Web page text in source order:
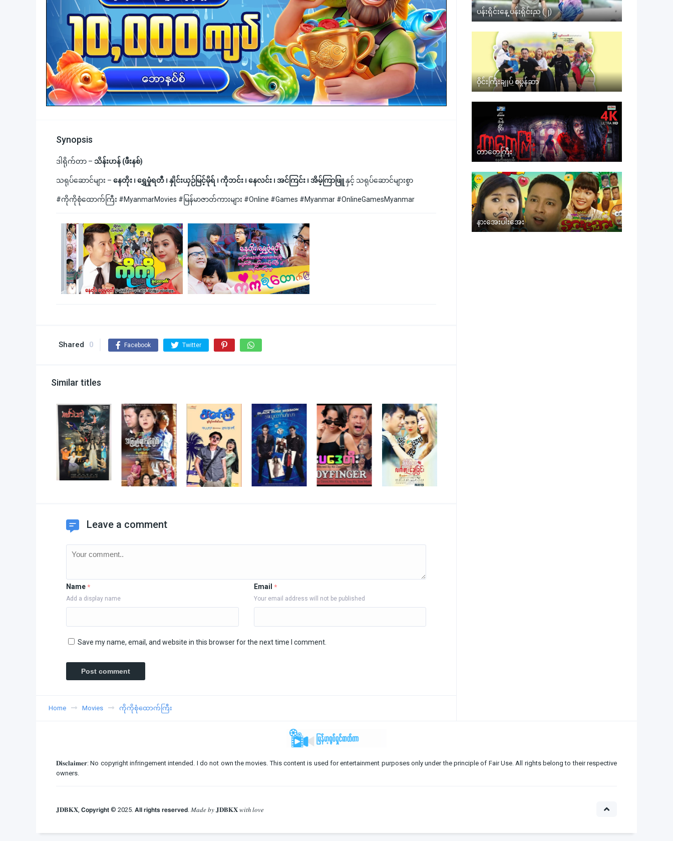
Synopsis
ဒါရိုက်တာ – သိန်းဟန် (ဖီးနစ်)
သရုပ်ဆောင်များ – နေတိုး ၊ ရွှေမှုံရတီ ၊ နှိုင်းယှဉ်မြင့်မိုရ် ၊ ကိုဘင်း ၊ နေလင်း ၊ အင်ကြင်း ၊ အိမ့်ကြာဖြူနှင့် သရုပ်ဆောင်များစွာ
#ကိုကိုစုံထောက်ကြီး #MyanmarMovies #မြန်မာဇာတ်ကားများ #Online #Games #Myanmar #OnlineGamesMyanmar
Shared 0 Facebook Twitter
Similar titles
Leave a comment
Name *
Add a display name
Email *
Your email address will not be published
Save my name, email, and website in this browser for the next time I comment.
Home Movies ကိုကိုစုံထောက်ကြီး
ပန်းရိုင်းနေ့ ပန်းရိုင်းည (၂)
ဝိုင်းကြီးချုပ် စပွန်ဆာ
တာတေကြီး
နားအေးပါးအေး
𝐃𝐢𝐬𝐜𝐥𝐚𝐢𝐦𝐞𝐫: No copyright infringement intended. I do not own the movies. This content is used for entertainment purposes only under the principle of Fair Use. All rights belong to their respective
owners.
𝐉𝐃𝐁𝐊𝐗, 𝗖𝗼𝗽𝘆𝗿𝗶𝗴𝗵𝘁 © 2025. 𝗔𝗹𝗹 𝗿𝗶𝗴𝗵𝘁𝘀 𝗿𝗲𝘀𝗲𝗿𝘃𝗲𝗱. 𝑀𝑎𝑑𝑒 𝑏𝑦 𝐉𝐃𝐁𝐊𝐗 𝑤𝑖𝑡ℎ 𝑙𝑜𝑣𝑒